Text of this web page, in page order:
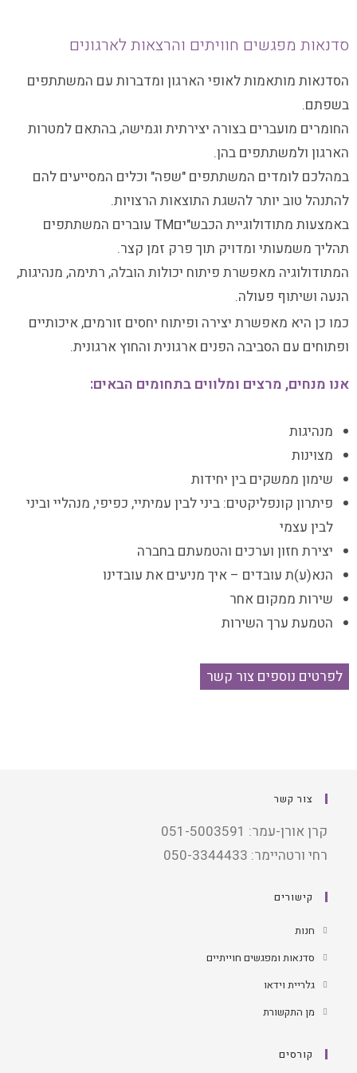
סדנאות מפגשים חוויתים והרצאות לארגונים
הסדנאות מותאמות לאופי הארגון ומדברות עם המשתתפים
בשפתם.
החומרים מועברים בצורה יצירתית וגמישה, בהתאם למטרות
הארגון ולמשתתפים בהן.
במהלכם לומדים המשתתפים "שפה" וכלים המסייעים להם
להתנהל טוב יותר להשגת התוצאות הרצויות.
באמצעות מתודולוגיית הכבש"יםTM עוברים המשתתפים
תהליך משמעותי ומדויק תוך פרק זמן קצר.
המתודולוגיה מאפשרת פיתוח יכולות הובלה, רתימה, מנהיגות,
הנעה ושיתוף פעולה.
כמו כן היא מאפשרת יצירה ופיתוח יחסים זורמים, איכותיים
ופתוחים עם הסביבה הפנים ארגונית והחוץ ארגונית.
אנו מנחים, מרצים ומלווים בתחומים הבאים:
מנהיגות
מצוינות
שימון ממשקים בין יחידות
פיתרון קונפליקטים: ביני לבין עמיתיי, כפיפי, מנהליי וביני
לבין עצמי
יצירת חזון וערכים והטמעתם בחברה
הנא(ע)ת עובדים – איך מניעים את עובדינו
שירות ממקום אחר
הטמעת ערך השירות
לפרטים נוספים צור קשר
צור קשר
קרן אורן-עמר: 051-5003591
רחי ורטהיימר: 050-3344433
קישורים
חנות
סדנאות ומפגשים חוייתיים
גלריית וידאו
מן התקשורת
קורסים